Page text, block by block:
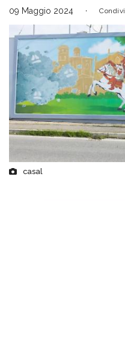
09 Maggio 2024
casal